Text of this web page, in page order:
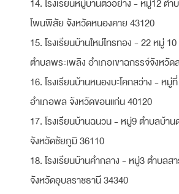
14. โรงเรียนหมู่บ้านตัวอย่าง - หมู่12 ต
โพนพิสัย จังหวัดหนองคาย 43120
15. โรงเรียนบ้านใหม่ไทรทอง - 22 หมู่
ตำบลพระเพลิง อำเภอเขาฉกรรจ์จังหวัด
16. โรงเรียนบ้านหนองบะโคกสว่าง - หมู่
อำเภอพล จังหวัดขอนแก่น 40120
17. โรงเรียนบ้านฉนวน - หมู่9 ตำบลบ้า
จังหวัดชัยภูมิ 36110
18. โรงเรียนบ้านคำกลาง - หมู่3 ตำบลส
จังหวัดอุบลราชธานี 34340